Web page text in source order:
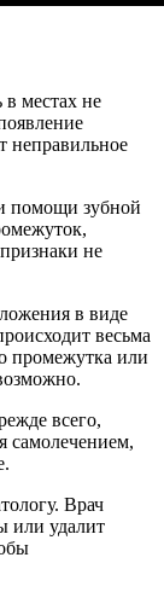
местах не
неправильное
помощи зубной
не
в виде
весьма
промежутка или
всего,
самолечением,
Врач
или удалит